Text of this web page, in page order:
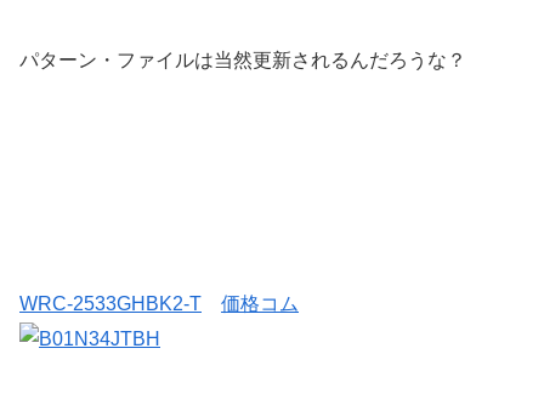
パターン・ファイルは当然更新されるんだろうな？
WRC-2533GHBK2-T 価格コム